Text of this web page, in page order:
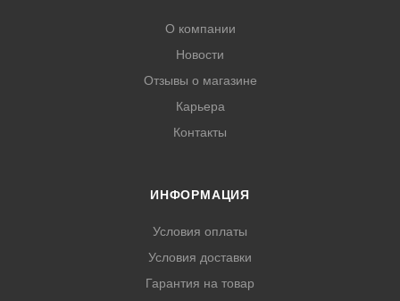
О компании
Новости
Отзывы о магазине
Карьера
Контакты
ИНФОРМАЦИЯ
Условия оплаты
Условия доставки
Гарантия на товар